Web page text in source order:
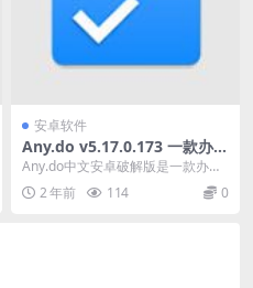
安卓软件
Any.do v5.17.0.173 一款办事
清单软件
Any.do中文安卓破解版是一款办事
清单软件，用户可以在这款APP中
管理自己的各...
2 年前 114 0